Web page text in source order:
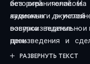
без ограничений.
аудиокниги в
озвучка
произведения и
комфортным.
историей
каменных
воспроизведение - и
день.
РАЗВЕРНУТЬ ТЕКСТ